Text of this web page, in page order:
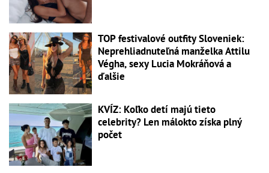
TOP festivalové outfity Sloveniek:
Neprehliadnuteľná manželka Attilu
Végha, sexy Lucia Mokráňová a
ďalšie
KVÍZ: Koľko detí majú tieto
celebrity? Len málokto získa plný
počet